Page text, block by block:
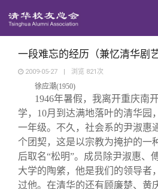
西南联大校友会
义工计划
新媒体平台
青春风采
校友讲坛
校友视界
一段难忘的经历（兼忆清华剧
2009-05-27 | 浏览 821 次
徐应潮(1950)
1946年暑假，我离开重庆南
学， 10月到达满地落叶的清华园
一年级。不久，社会系的尹淑惠
个团契，这是以宗教为掩护的一
后取名“松明”。成员除尹淑惠、
大学的陶綮，他是我们的领导者
过他。在清华的还有顾廉楚、黄